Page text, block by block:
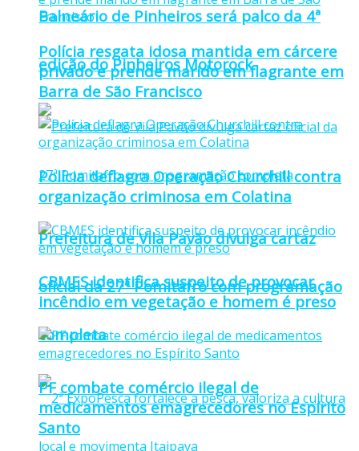
Balneário de Pinheiros será palco da 4ª
edição do Pinheiros Motorock
Prefeitura de Vila Pavão divulga cartaz
oficial da 27ª Pomitafro com programação
completa
Polícia resgata idosa mantida em cárcere
privado e prende marido em flagrante em
Barra de São Francisco
Polícia deflagra Operação Churchill contra
organização criminosa em Colatina
CBMES identifica suspeito de provocar
incêndio em vegetação e homem é preso
PF combate comércio ilegal de
medicamentos emagrecedores no Espírito
Santo